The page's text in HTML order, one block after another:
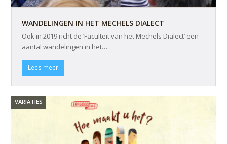
WANDELINGEN IN HET MECHELS DIALECT
Ook in 2019 richt de ‘Faculteit van het Mechels Dialect’ een
aantal wandelingen in het…
Lees meer
VARIATIES